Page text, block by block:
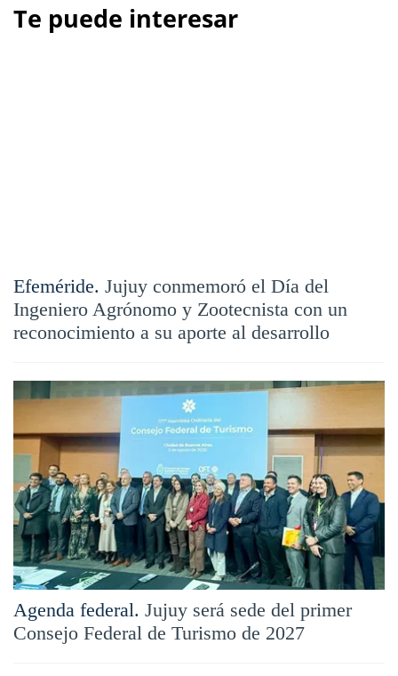
Te puede interesar
Efeméride. Jujuy conmemoró el Día del
Ingeniero Agrónomo y Zootecnista con un
reconocimiento a su aporte al desarrollo
Agenda federal. Jujuy será sede del primer
Consejo Federal de Turismo de 2027